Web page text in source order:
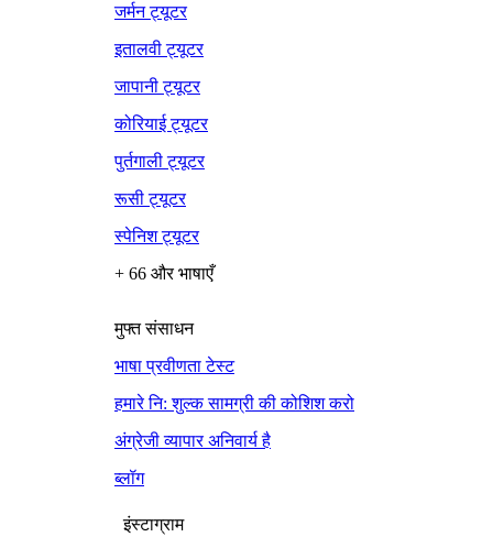
जर्मन ट्यूटर
इतालवी ट्यूटर
जापानी ट्यूटर
कोरियाई ट्यूटर
पुर्तगाली ट्यूटर
रूसी ट्यूटर
स्पेनिश ट्यूटर
+ 66 और भाषाएँ
मुफ्त संसाधन
भाषा प्रवीणता टेस्ट
हमारे नि: शुल्क सामग्री की कोशिश करो
अंग्रेजी व्यापार अनिवार्य है
ब्लॉग
इंस्टाग्राम